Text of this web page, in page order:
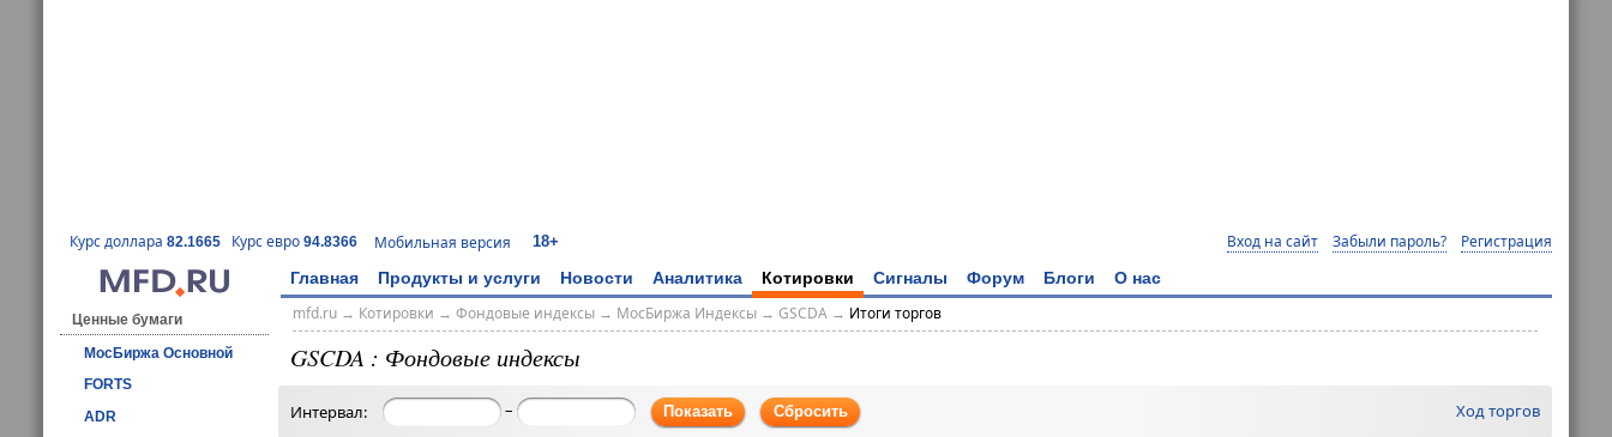
Курс доллара 82.1665 Курс евро 94.8366 Мобильная версия 18+ Вход на сайт Забыли пароль? Регистрация
Главная Продукты и услуги Новости Аналитика Котировки Сигналы Форум Блоги О нас
Ценные бумаги
МосБиржа Основной
FORTS
ADR
mfd.ru→ Котировки → Фондовые индексы→ МосБиржа Индексы→ GSCDA→ Итоги торгов
GSCDA : Фондовые индексы
Ход торгов
Интервал: – Показать Сбросить